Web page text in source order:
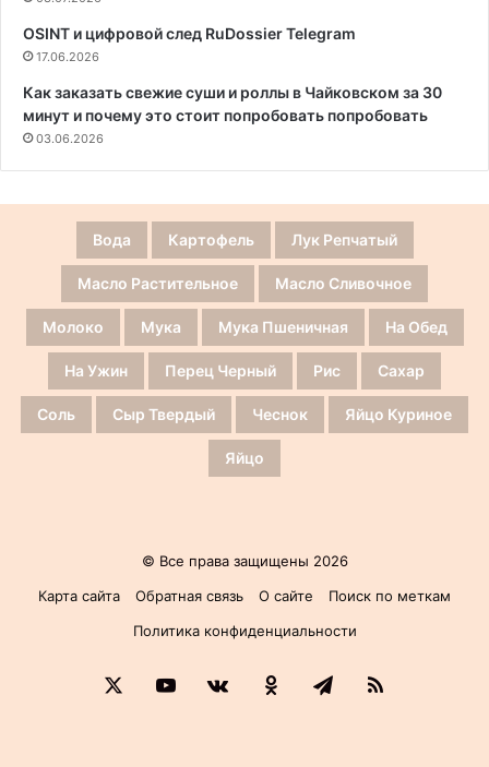
OSINT и цифровой след RuDossier Telegram
17.06.2026
Как заказать свежие суши и роллы в Чайковском за 30
минут и почему это стоит попробовать попробовать
03.06.2026
Вода Картофель Лук Репчатый
Масло Растительное Масло Сливочное
Молоко Мука Мука Пшеничная На Обед
На Ужин Перец Черный Рис Сахар
Соль Сыр Твердый Чеснок Яйцо Куриное
Яйцо
© Все права защищены 2026
Карта сайта
Обратная связь О сайте
Поиск по меткам
Политика конфиденциальности
YouTubevk.comОдноклассники
Telegram
RSS